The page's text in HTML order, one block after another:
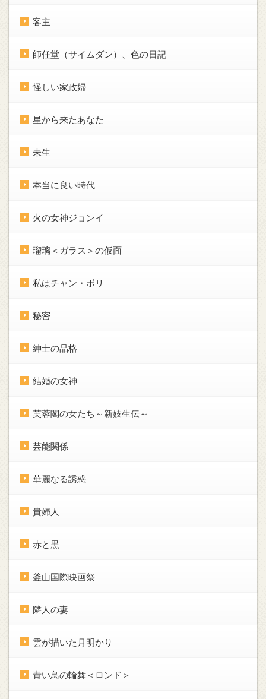
客主
師任堂（サイムダン）、色の日記
怪しい家政婦
星から来たあなた
未生
本当に良い時代
火の女神ジョンイ
瑠璃＜ガラス＞の仮面
私はチャン・ボリ
秘密
紳士の品格
結婚の女神
芙蓉閣の女たち～新妓生伝～
芸能関係
華麗なる誘惑
貴婦人
赤と黒
釜山国際映画祭
隣人の妻
雲が描いた月明かり
青い鳥の輪舞＜ロンド＞